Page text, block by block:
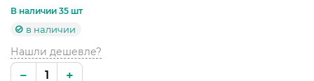
В наличии 35 шт
в наличии
Нашли дешевле?
+
−
ЛАМПОЧКИ
КОМПЛЕКТУЮЩИЕ